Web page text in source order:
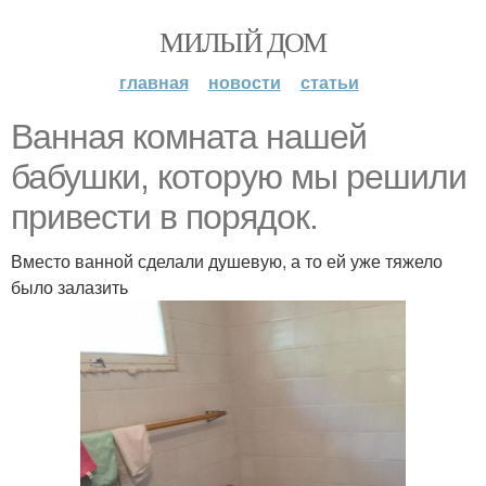
МИЛЫЙ ДОМ
главная новости статьи
Ванная комната нашей
бабушки, которую мы решили
привести в порядок.
Вместо ванной сделали душевую, а то ей уже тяжело
было залазить